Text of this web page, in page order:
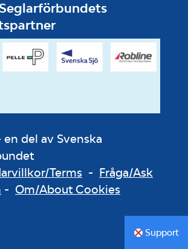
en del av Svenska
Terms - Fråga/Ask
- Om/About Cookies
Support